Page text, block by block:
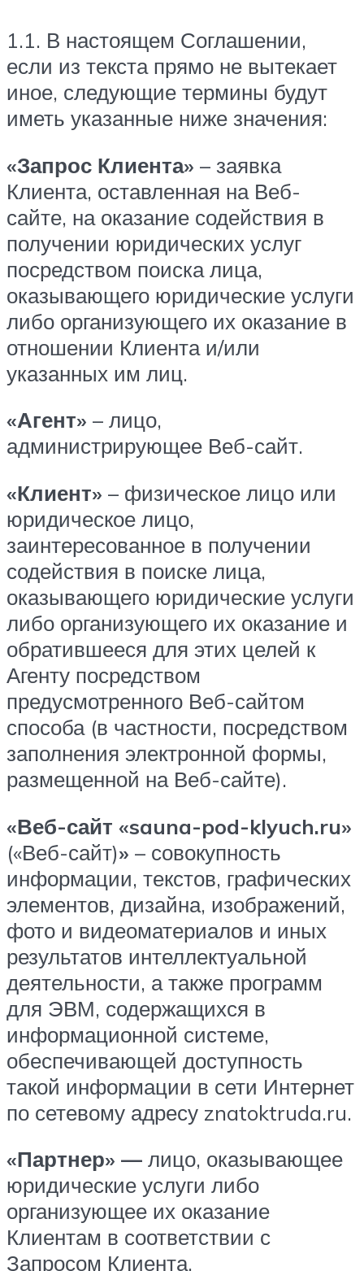
1.1. В настоящем Соглашении,
если из текста прямо не вытекает
иное, следующие термины будут
иметь указанные ниже значения:
«Запрос Клиента» – заявка
Клиента, оставленная на Веб-
сайте, на оказание содействия в
получении юридических услуг
посредством поиска лица,
оказывающего юридические услуги
либо организующего их оказание в
отношении Клиента и/или
указанных им лиц.
«Агент» – лицо,
администрирующее Веб-сайт.
«Клиент» – физическое лицо или
юридическое лицо,
заинтересованное в получении
содействия в поиске лица,
оказывающего юридические услуги
либо организующего их оказание и
обратившееся для этих целей к
Агенту посредством
предусмотренного Веб-сайтом
способа (в частности, посредством
заполнения электронной формы,
размещенной на Веб-сайте).
«Веб-сайт «sauna-pod-klyuch.ru»
(«Веб-сайт)» – совокупность
информации, текстов, графических
элементов, дизайна, изображений,
фото и видеоматериалов и иных
результатов интеллектуальной
деятельности, а также программ
для ЭВМ, содержащихся в
информационной системе,
обеспечивающей доступность
такой информации в сети Интернет
по сетевому адресу znatoktruda.ru.
«Партнер» — лицо, оказывающее
юридические услуги либо
организующее их оказание
Клиентам в соответствии с
Запросом Клиента.